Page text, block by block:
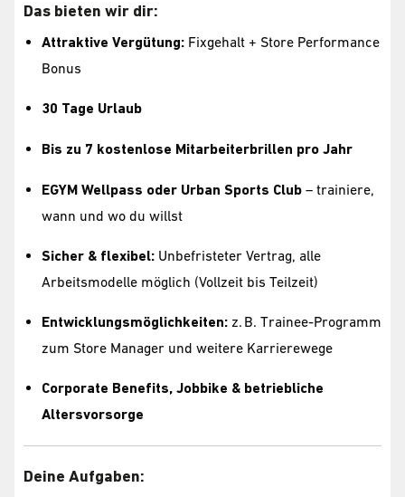
Das bieten wir dir:
Attraktive Vergütung: Fixgehalt + Store Performance
Bonus
30 Tage Urlaub
Bis zu 7 kostenlose Mitarbeiterbrillen pro Jahr
EGYM Wellpass oder Urban Sports Club – trainiere,
wann und wo du willst
Sicher & flexibel: Unbefristeter Vertrag, alle
Arbeitsmodelle möglich (Vollzeit bis Teilzeit)
Entwicklungsmöglichkeiten: z. B. Trainee-Programm
zum Store Manager und weitere Karrierewege
Corporate Benefits, Jobbike & betriebliche
Altersvorsorge
Deine Aufgaben: